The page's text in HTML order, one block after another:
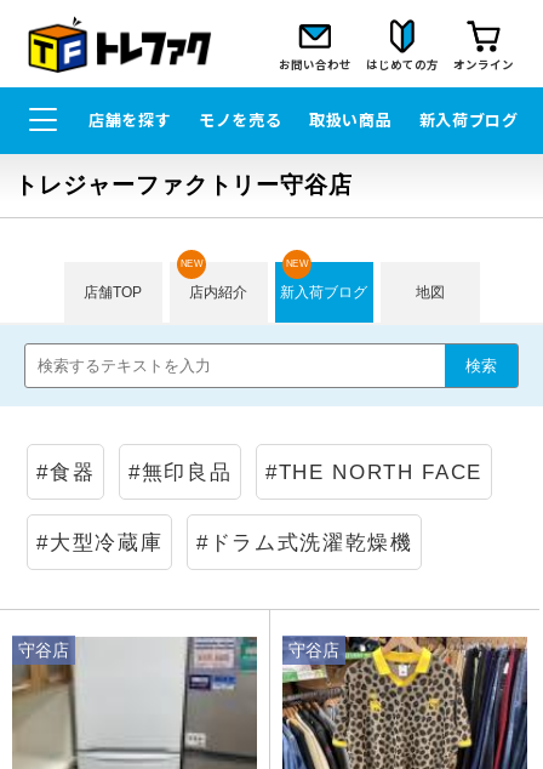
お問い合わせ はじめての方 オンライン
店舗を探す モノを売る 取扱い商品 新入荷ブログ
トレジャーファクトリー守谷店
店舗TOP 店内紹介
NEW
新入荷ブログ
NEW
地図
#食器 #無印良品 #THE NORTH FACE
#大型冷蔵庫 #ドラム式洗濯乾燥機
守谷店 守谷店